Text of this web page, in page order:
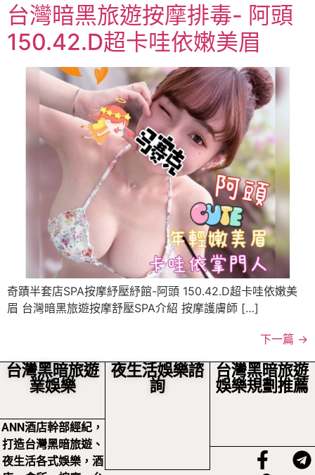
台灣暗黑旅遊按摩排毒- 阿頭
150.42.D超卡哇依嫩美眉
奇蹟半套店SPA按摩紓壓紓館-阿頭 150.42.D超卡哇依嫩美
眉 台灣暗黑旅遊按摩舒壓SPA介紹 按摩護膚師 […]
下一篇 →
台灣黑暗旅遊
業娛樂
ANN酒店幹部經紀，
打造台灣黑暗旅遊、
夜生活各式娛樂，酒
夜生活娛樂諮
詢
台灣黑暗旅遊
娛樂規劃推薦